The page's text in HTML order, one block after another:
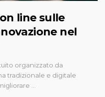
line sulle
nel
organizzato da
tradizionale e digitale
…